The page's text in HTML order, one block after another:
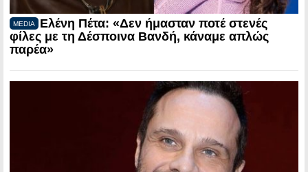
MEDIA
Ελένη Πέτα: «Δεν ήμασταν ποτέ στενές
φίλες με τη Δέσποινα Βανδή, κάναμε απλώς
παρέα»